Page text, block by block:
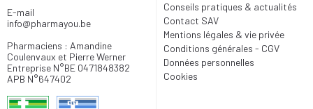
E-mail
info@pharmayou.be
Pharmaciens : Amandine
Coulenvaux et Pierre Werner
Entreprise N°BE 0471848382
APB N°647402
Conseils pratiques & actualités
Contact SAV
Mentions légales & vie privée
Conditions générales - CGV
Données personnelles
Cookies